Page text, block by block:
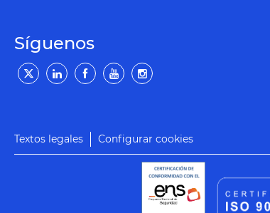
Síguenos
Textos legales Configurar cookies